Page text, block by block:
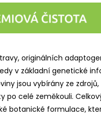
originálních
v základní genetické
jsou vybírány ze
po celé zeměkouli.
botanické formulace,